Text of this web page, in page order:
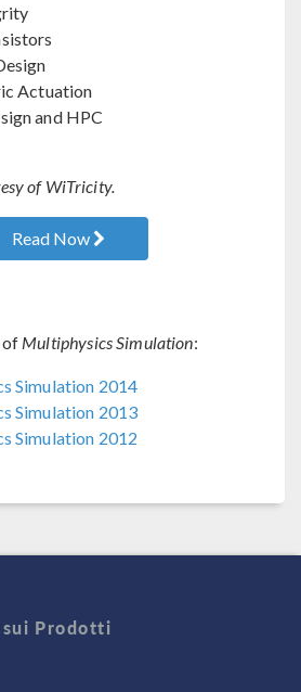
Actuation
and HPC
of WiTricity.
Read Now
of Multiphysics Simulation:
Simulation 2014
Simulation 2013
Simulation 2012
Prodotti